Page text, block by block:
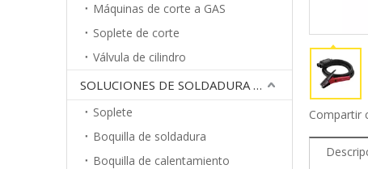
Máquinas de corte a GAS
Soplete de corte
Válvula de cilindro
SOLUCIONES DE SOLDADURA A GAS
Soplete
Boquilla de soldadura
Boquilla de calentamiento
Compartir